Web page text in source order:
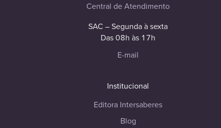
Central de Atendimento
SAC – Segunda à sexta
Das 08h às 17h
E-mail
Institucional
Editora Intersaberes
Blog